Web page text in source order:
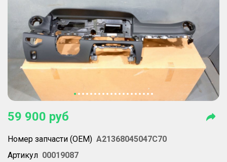
59 900 руб
Номер запчасти (OEM) A21368045047C70
Артикул 00019087